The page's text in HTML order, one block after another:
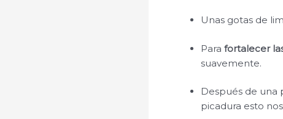
Unas gotas de
Para fortalecer
suavemente.
Después de una
picadura esto nos